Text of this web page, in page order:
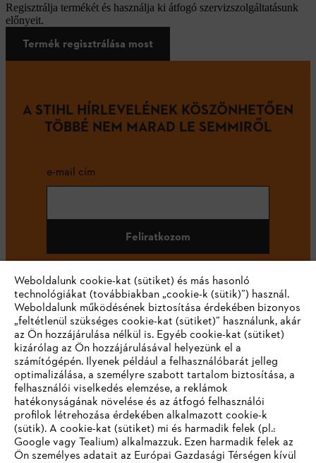
Regisztrálja termékét és használja ki átfogó szervizszolgáltatásunk
előnyeit.
Termék regisztrálása most
A STIHL HÍRLEVELÉNEK KÖSZÖNHETŐEN
TÖBBÉ NEM MARAD LE SEMMIRŐL
e-mail cím
Feliratkozom
#STIHL
Vállalat
Weboldalunk cookie-kat (sütiket) és más hasonló
technológiákat (továbbiakban „cookie-k (sütik)”) használ.
Weboldalunk működésének biztosítása érdekében bizonyos
„feltétlenül szükséges cookie-kat (sütiket)” használunk, akár
az Ön hozzájárulása nélkül is. Egyéb cookie-kat (sütiket)
kizárólag az Ön hozzájárulásával helyezünk el a
számítógépén. Ilyenek például a felhasználóbarát jelleg
optimalizálása, a személyre szabott tartalom biztosítása, a
felhasználói viselkedés elemzése, a reklámok
hatékonyságának növelése és az átfogó felhasználói
profilok létrehozása érdekében alkalmazott cookie-k
(sütik). A cookie-kat (sütiket) mi és harmadik felek (pl.:
Google vagy Tealium) alkalmazzuk. Ezen harmadik felek az
Ön személyes adatait az Európai Gazdasági Térségen kívül